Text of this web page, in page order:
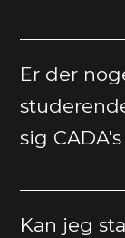
Er der
sig
Kan jeg